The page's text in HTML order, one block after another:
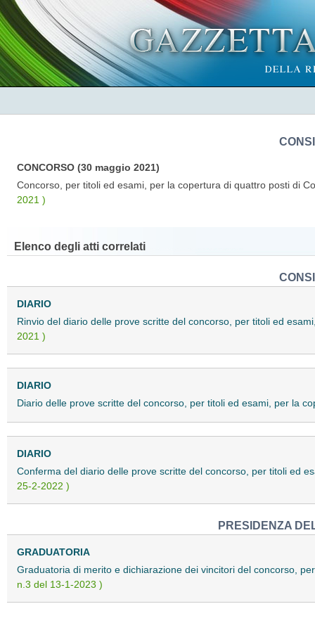
CONCORSO (30 maggio 2021)
Concorso, per titoli ed esami, per la copertura di quattro posti di
2021 )
Elenco degli atti correlati
DIARIO
Rinvio del diario delle prove scritte del concorso, per titoli ed
2021 )
DIARIO
Diario delle prove scritte del concorso, per titoli ed esami, per la
DIARIO
Conferma del diario delle prove scritte del concorso, per titoli ed
25-2-2022 )
PRESIDENZA
GRADUATORIA
Graduatoria di merito e dichiarazione dei vincitori del concorso,
n.3 del 13-1-2023 )